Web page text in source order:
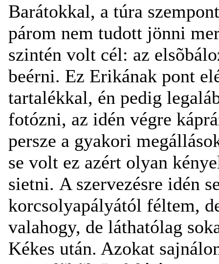
Barátokkal, a túra
párom nem tudott jönni
szintén volt cél: az
beérni. Ez Erikának pont
tartalékkal, én pedig
fotózni, az idén végre
persze a gyakori
se volt ez azért olyan
sietni. A szervezésre idén
korcsolyapályától féltem,
valahogy, de láthatólag
Kékes után. Azokat